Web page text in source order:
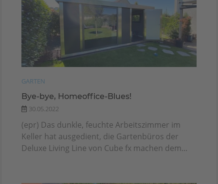
GARTEN
Bye-bye, Homeoffice-Blues!
30.05.2022
(epr) Das dunkle, feuchte Arbeitszimmer im
Keller hat ausgedient, die Gartenbüros der
Deluxe Living Line von Cube fx machen dem...